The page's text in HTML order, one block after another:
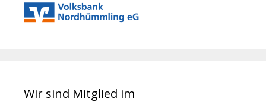
Wir sind Mitglied im